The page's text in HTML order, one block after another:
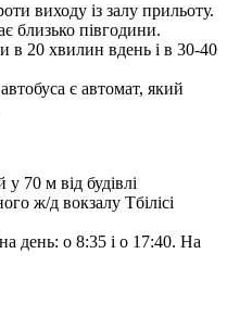
виходу із залу прильоту.
близько півгодини.
в 20 хвилин вдень і в 30-40
є автомат, який
70 м від будівлі
ж/д вокзалу Тбілісі
день: о 8:35 і о 17:40. На